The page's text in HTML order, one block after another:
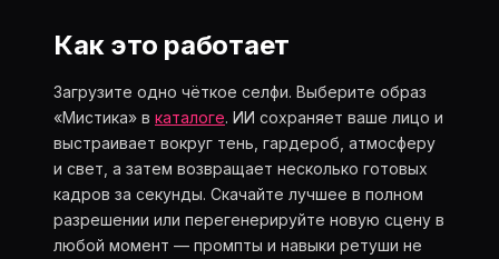
Как это работает
Загрузите одно чёткое селфи. Выберите образ
«Мистика» в каталоге. ИИ сохраняет ваше лицо и
выстраивает вокруг тень, гардероб, атмосферу
и свет, а затем возвращает несколько готовых
кадров за секунды. Скачайте лучшее в полном
разрешении или перегенерируйте новую сцену в
любой момент — промпты и навыки ретуши не